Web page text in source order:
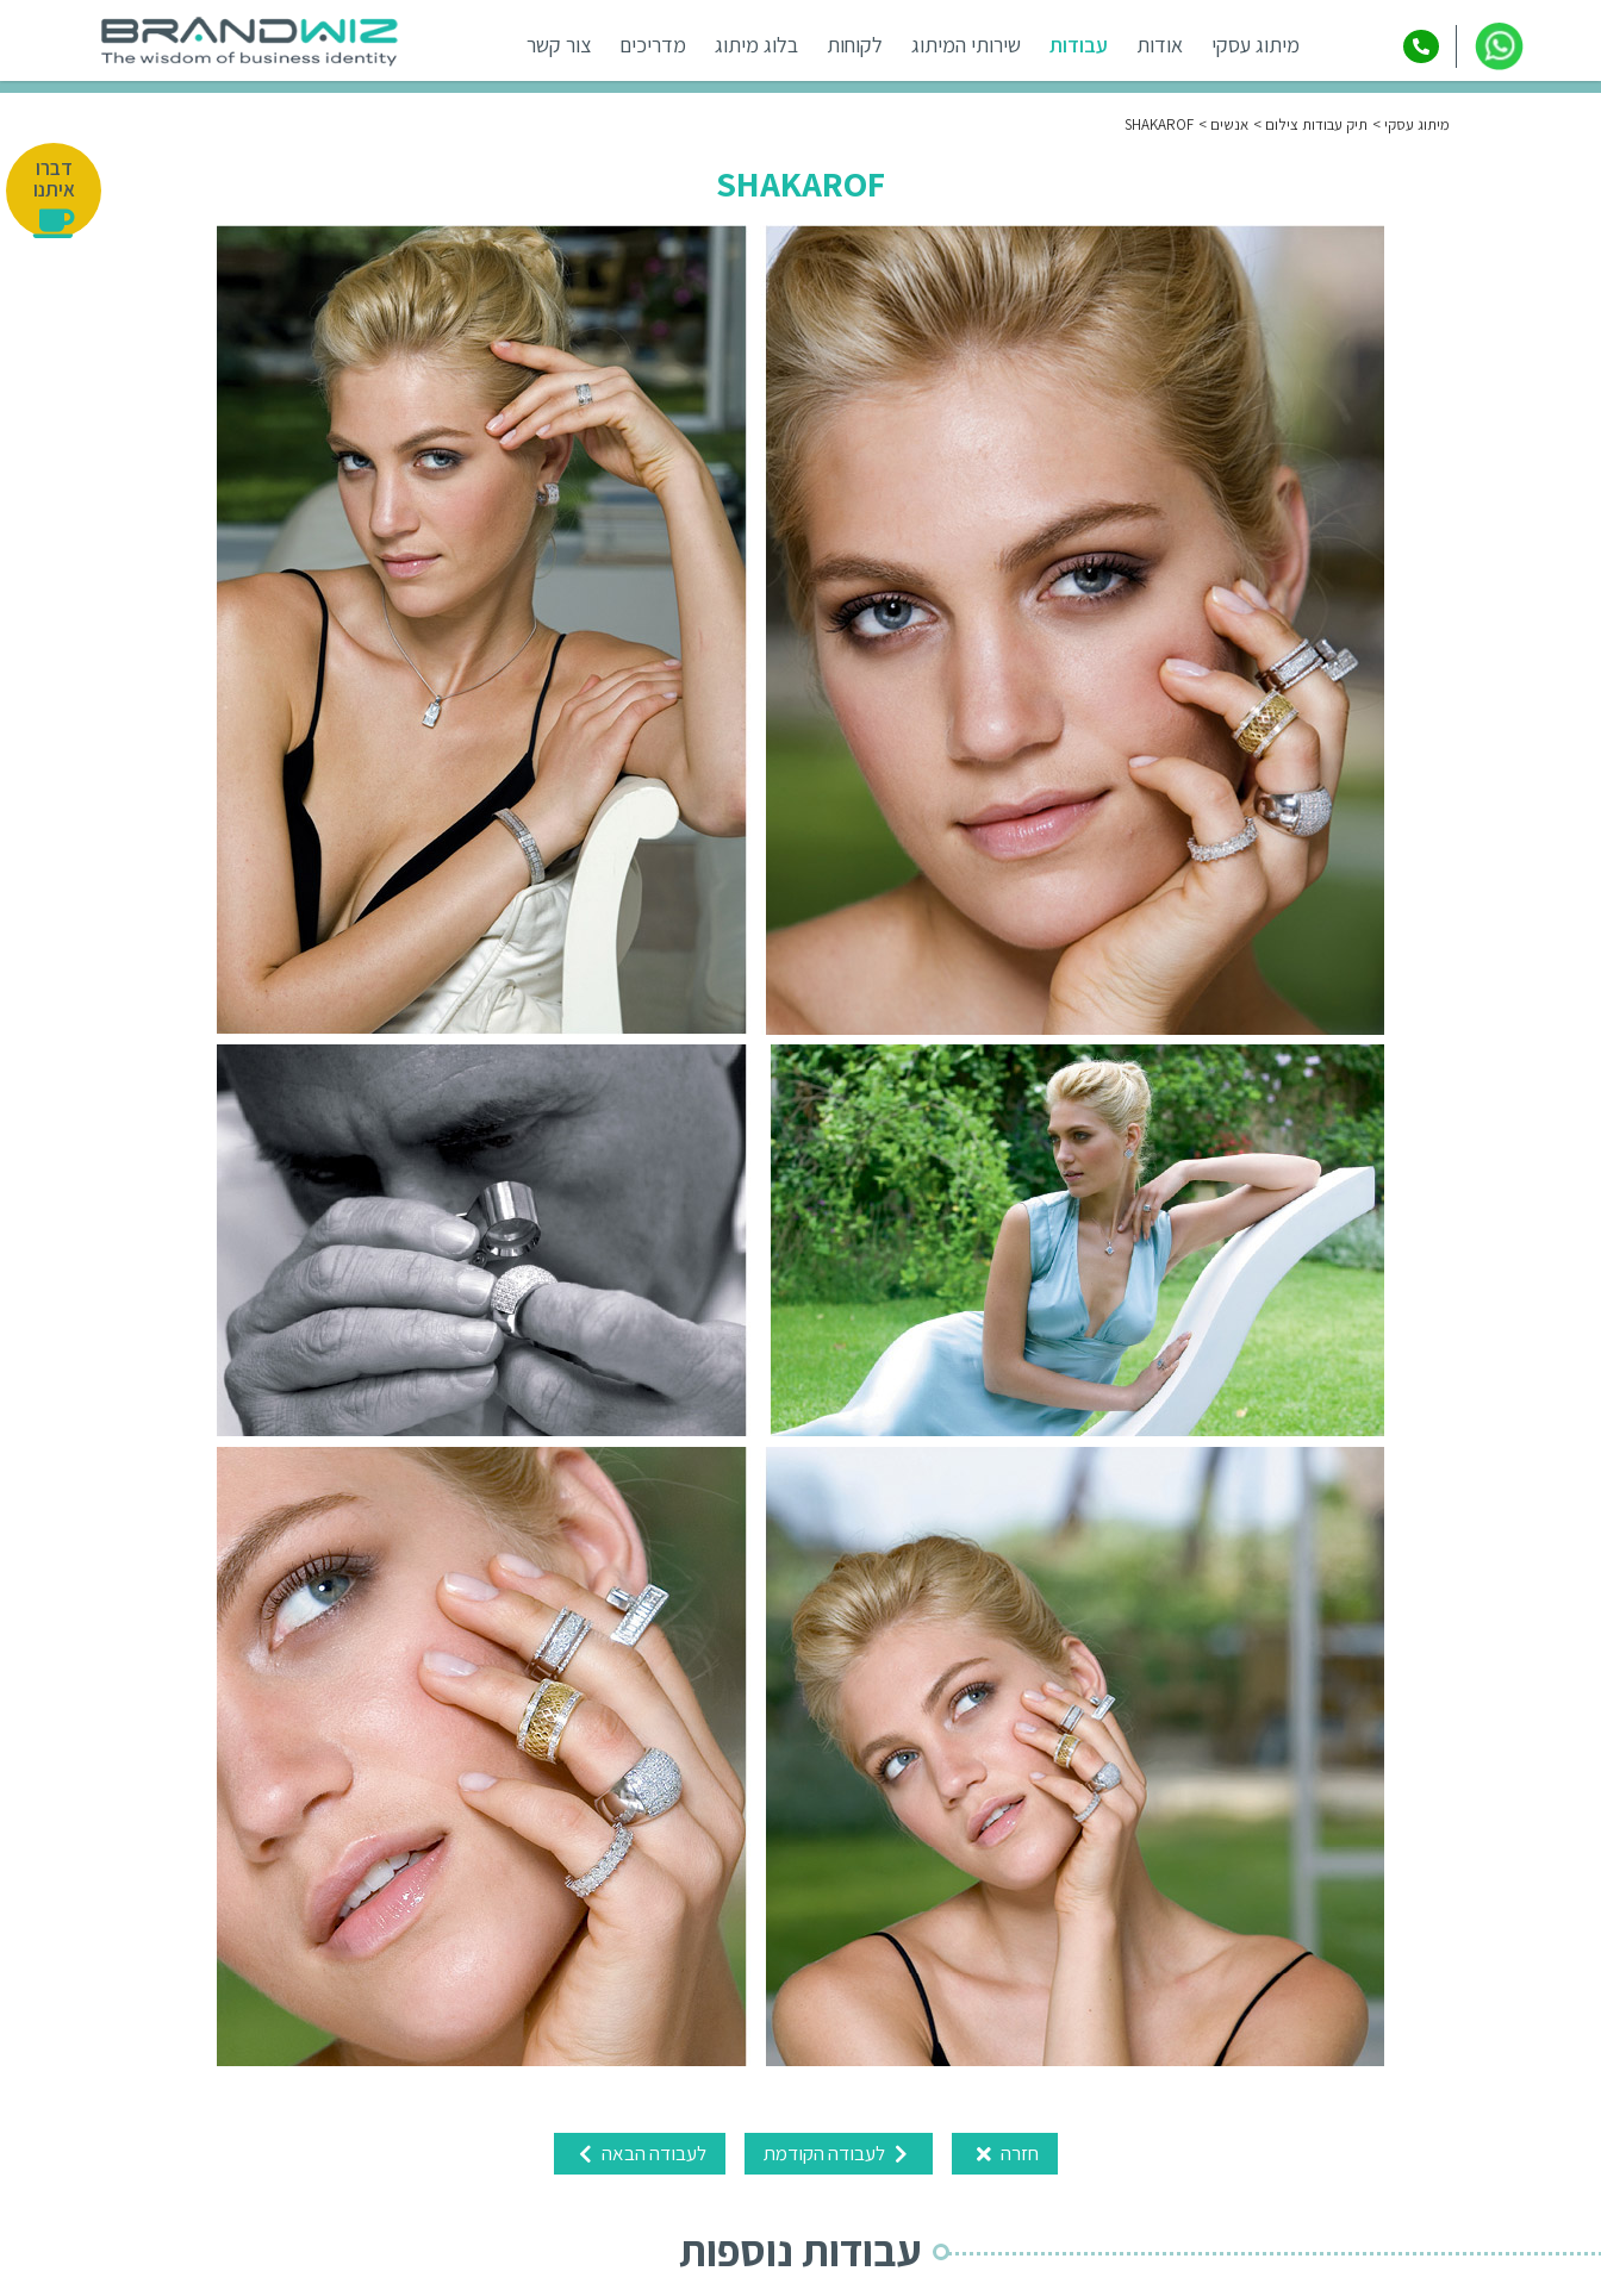
מיתוג עסקי אודות עבודות שירותי המיתוג לקוחות בלוג מיתוג מדריכים צור קשר
מיתוג עסקי תיק עבודות צילום אנשים SHAKAROF
SHAKAROF
לעבודה הבאה לעבודה הקודמת חזרה
עבודות נוספות
דברו
איתנו